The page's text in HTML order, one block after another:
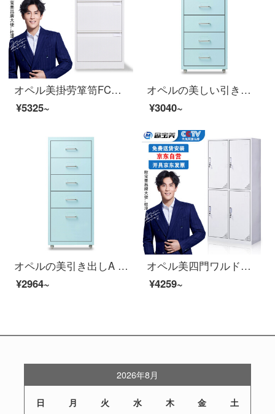
オペル美掛劳箪笥FC吊り上げチェスト三斗カード箱立式引出し資料棚A 4鉄皮棚白加厚金
¥5325~
オペルの美しい引き出しA 4ファイルの低いキャビネットの事務室の物の6階の斗の収納棚の浅い青色
¥3040~
オペルの美引き出しA 4ファイルの低いキャビネットの事務室の物の5階の斗の収納の箱の浅い青色
¥2964~
オペル美四門ワルドラックロッカーロッカーロッカー
¥4259~
2026年8月
日 月 火 水 木 金 土